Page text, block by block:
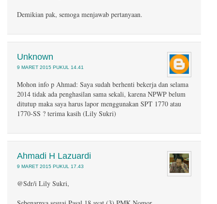
Demikian pak, semoga menjawab pertanyaan.
Unknown
9 MARET 2015 PUKUL 14.41
Mohon info p Ahmad: Saya sudah berhenti bekerja dan selama
2014 tidak ada penghasilan sama sekali, karena NPWP belum
ditutup maka saya harus lapor menggunakan SPT 1770 atau
1770-SS ? terima kasih (Lily Sukri)
Ahmadi H Lazuardi
9 MARET 2015 PUKUL 17.43
@Sdr/i Lily Sukri,